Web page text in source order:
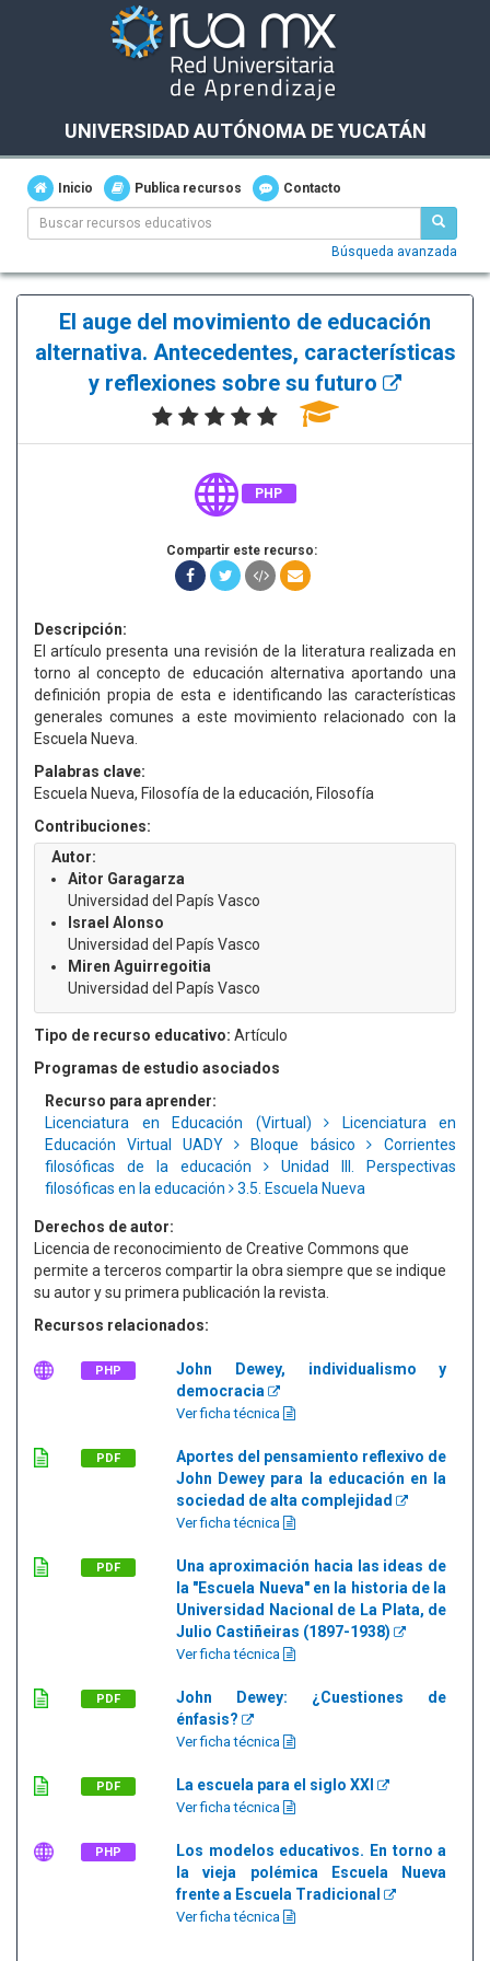
UNIVERSIDAD AUTÓNOMA DE YUCATÁN
Inicio Publica recursos Contacto
Búsqueda avanzada
El auge del movimiento de educación
alternativa. Antecedentes, características
y reflexiones sobre su futuro
PHP
Compartir este recurso:
Descripción:
El artículo presenta una revisión de la literatura realizada en
torno al concepto de educación alternativa aportando una
definición propia de esta e identificando las características
generales comunes a este movimiento relacionado con la
Escuela Nueva.
Palabras clave:
Escuela Nueva, Filosofía de la educación, Filosofía
Contribuciones:
Autor:
Aitor Garagarza
Universidad del Papís Vasco
Israel Alonso
Universidad del Papís Vasco
Miren Aguirregoitia
Universidad del Papís Vasco
Tipo de recurso educativo: Artículo
Programas de estudio asociados
Recurso para aprender:
Licenciatura en Educación (Virtual)
Licenciatura en
Educación Virtual UADY
Bloque básico
Corrientes
filosóficas de la educación
Unidad III. Perspectivas
filosóficas en la educación
3.5. Escuela Nueva
Derechos de autor:
Licencia de reconocimiento de Creative Commons que
permite a terceros compartir la obra siempre que se indique
su autor y su primera publicación la revista.
Recursos relacionados:
PHP
John Dewey, individualismo y
democracia
Ver ficha técnica
PDF
Aportes del pensamiento reflexivo de
John Dewey para la educación en la
sociedad de alta complejidad
Ver ficha técnica
PDF
Una aproximación hacia las ideas de
la "Escuela Nueva" en la historia de la
Universidad Nacional de La Plata, de
Julio Castiñeiras (1897-1938)
Ver ficha técnica
PDF
John Dewey: ¿Cuestiones de
énfasis?
Ver ficha técnica
PDF La escuela para el siglo XXI
Ver ficha técnica
PHP
Los modelos educativos. En torno a
la vieja polémica Escuela Nueva
frente a Escuela Tradicional
Ver ficha técnica